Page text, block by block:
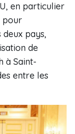
en particulier
pour
pays,
de
à Saint-
entre les